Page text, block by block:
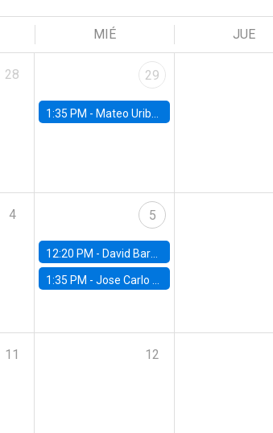
MIÉ JUE
28 29
1:35 PM - Mateo Uribe-Castro, Universidad de los Andes (Colombia)
4 5
12:20 PM - David Bardey, Universidad de los Andes - CEDE
1:35 PM -Jose Carlo Bermudez, UC (ME) & World Bank
11 12